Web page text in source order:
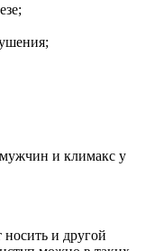
и климакс у
и другой